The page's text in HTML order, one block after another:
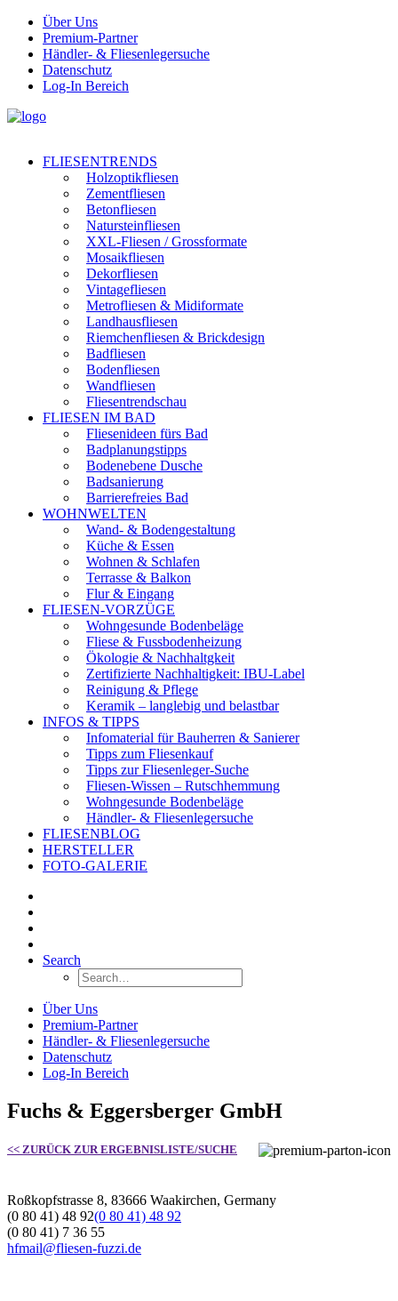
Über Uns
Premium-Partner
Händler- & Fliesenlegersuche
Datenschutz
Log-In Bereich
FLIESENTRENDS
Holzoptikfliesen
Zementfliesen
Betonfliesen
Natursteinfliesen
XXL-Fliesen / Grossformate
Mosaikfliesen
Dekorfliesen
Vintagefliesen
Metrofliesen & Midiformate
Landhausfliesen
Riemchenfliesen & Brickdesign
Badfliesen
Bodenfliesen
Wandfliesen
Fliesentrendschau
FLIESEN IM BAD
Fliesenideen fürs Bad
Badplanungstipps
Bodenebene Dusche
Badsanierung
Barrierefreies Bad
WOHNWELTEN
Wand- & Bodengestaltung
Küche & Essen
Wohnen & Schlafen
Terrasse & Balkon
Flur & Eingang
FLIESEN-VORZÜGE
Wohngesunde Bodenbeläge
Fliese & Fussbodenheizung
Ökologie & Nachhaltgkeit
Zertifizierte Nachhaltigkeit: IBU-Label
Reinigung & Pflege
Keramik – langlebig und belastbar
INFOS & TIPPS
Infomaterial für Bauherren & Sanierer
Tipps zum Fliesenkauf
Tipps zur Fliesenleger-Suche
Fliesen-Wissen – Rutschhemmung
Wohngesunde Bodenbeläge
Händler- & Fliesenlegersuche
FLIESENBLOG
HERSTELLER
FOTO-GALERIE
Search
Über Uns
Premium-Partner
Händler- & Fliesenlegersuche
Datenschutz
Log-In Bereich
Fuchs & Eggersberger GmbH
<< ZURÜCK ZUR ERGEBNISLISTE/SUCHE
Roßkopfstrasse 8, 83666 Waakirchen, Germany
(0 80 41) 48 92(0 80 41) 48 92
(0 80 41) 7 36 55
hfmail@fliesen-fuzzi.de